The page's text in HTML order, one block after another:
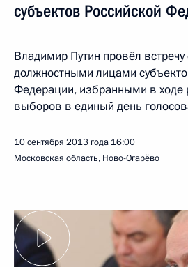
субъектов Российской
Владимир Путин провёл
должностными лицами
Федерации, избранными в ходе
выборов в единый день
10 сентября 2013 года 16:00
Московская область, Ново-Огарёво